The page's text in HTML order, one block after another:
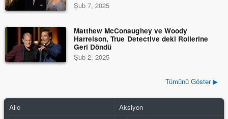
Şub 7, 2025
Matthew McConaughey ve Woody
Harrelson, True Detective deki Rollerine
Geri Döndü
Şub 2, 2025
Tümünü Göster ▶
Aile
Aksiyon